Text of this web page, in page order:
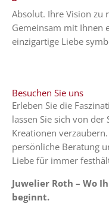
Absolut. Ihre Vision zu
Gemeinsam mit Ihnen
einzigartige Liebe
Besuchen Sie uns
Erleben Sie die
lassen Sie sich von
Kreationen verzaubern.
persönliche Beratung
Liebe für immer
Juwelier Roth – Wo
beginnt.